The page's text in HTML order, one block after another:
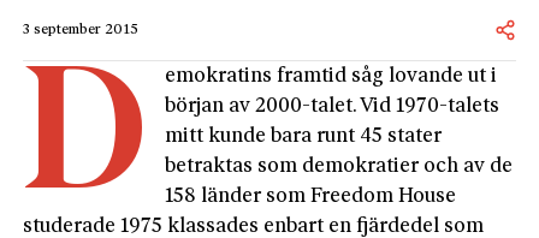
3 september 2015
D
emokratins framtid såg lovande ut i
början av 2000-talet. Vid 1970-talets
mitt kunde bara runt 45 stater
betraktas som demokratier och av de
158 länder som Freedom House
studerade 1975 klassades enbart en fjärdedel som